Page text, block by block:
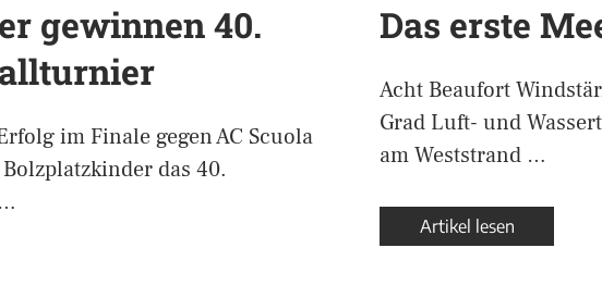
gewinnen 40.
im Finale gegen AC Scuola
das 40.
Das erste
Acht Beaufort
Grad Luft- und
am Weststrand …
Artikel lesen